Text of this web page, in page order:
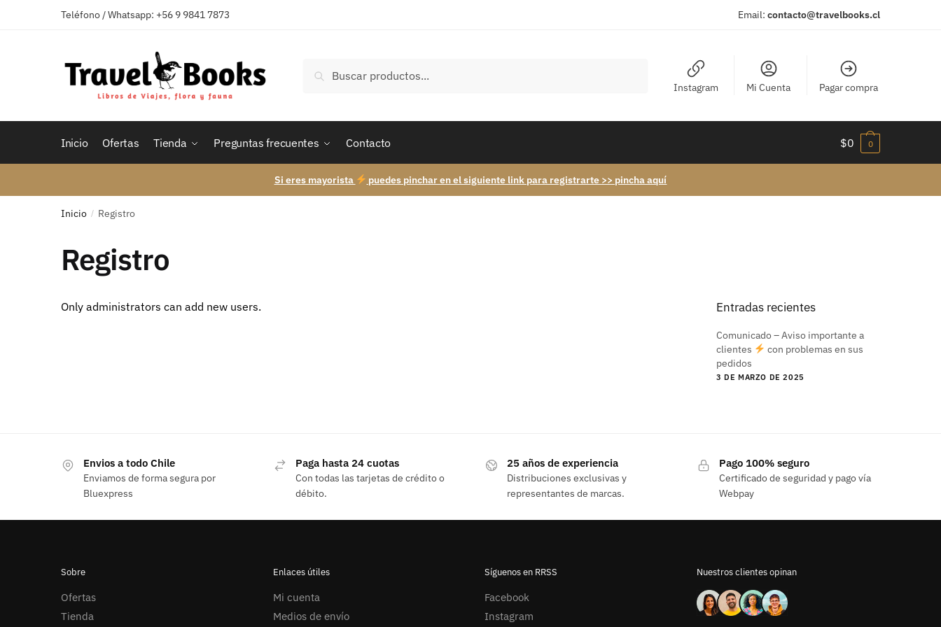
Teléfono / Whatsapp: +56 9 9841 7873 Email: contacto@travelbooks.cl
por:
Buscar
Instagram Mi Cuenta Pagar compra
Inicio Ofertas Tienda Preguntas frecuentes Contacto $0 0
Si eres mayorista puedes pinchar en el siguiente link para registrarte >> pincha aquí
Inicio / Registro
Registro
Only administrators can add new users. Entradas recientes
Comunicado – Aviso importante a
clientes
con problemas en sus
pedidos
3 DE MARZO DE 2025
Envios a todo Chile
Enviamos de forma segura por
Bluexpress
Paga hasta 24 cuotas
Con todas las tarjetas de crédito o
débito.
25 años de experiencia
Distribuciones exclusivas y
representantes de marcas.
Pago 100% seguro
Certificado de seguridad y pago vía
Webpay
Sobre
Ofertas
Tienda
Enlaces útiles
Mi cuenta
Medios de envío
Síguenos en RRSS
Facebook
Instagram
Nuestros clientes opinan